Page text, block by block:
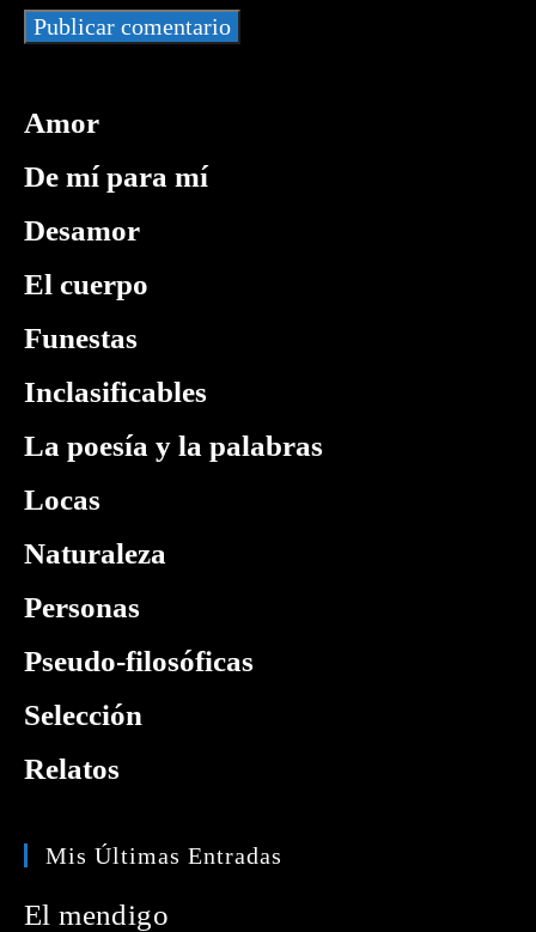
Amor
De mí para mí
Desamor
El cuerpo
Funestas
Inclasificables
La poesía y la palabras
Locas
Naturaleza
Personas
Pseudo-filosóficas
Selección
Relatos
Mis Últimas Entradas
El mendigo